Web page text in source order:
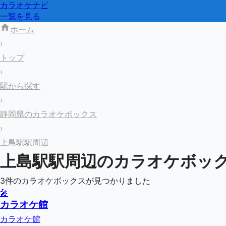
カラオケナビ
一覧を見る
ホーム
›
トップ
›
駅から探す
›
静岡県のカラオケボックス
›
上島駅駅周辺
上島駅駅周辺のカラオケボッ
3件のカラオケボックスが見つかりました
🎤
カラオケ館
カラオケ館